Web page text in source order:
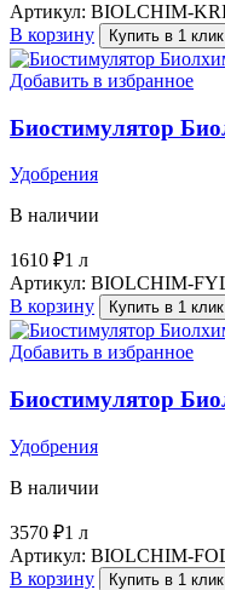
Артикул: BIOLCHIM-
В корзину
Купить в 1 клик
Добавить в избранное
Биостимулятор
Удобрения
В наличии
1610 ₽1 л
Артикул: BIOLCHIM-
В корзину
Купить в 1 клик
Добавить в избранное
Биостимулятор
Удобрения
В наличии
3570 ₽1 л
Артикул: BIOLCHIM-
В корзину
Купить в 1 клик